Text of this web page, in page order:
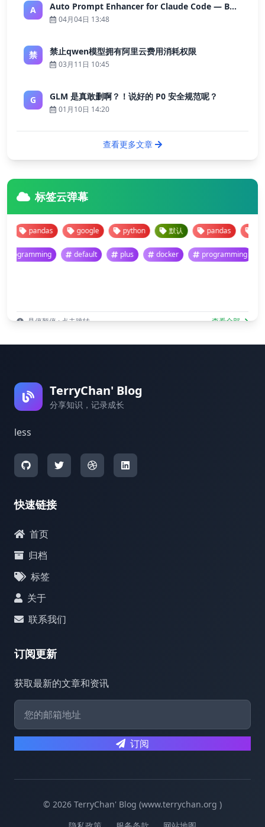
A Auto Prompt Enhancer for Claude Code — Building a Highly Reliable AI Programming Workflow
04月04日 13:48
禁 禁止qwen模型拥有阿里云费用消耗权限
03月11日 10:45
G GLM 是真敢删啊？！说好的 P0 安全规范呢？
01月10日 14:20
查看更多文章
标签云弹幕
pandas google python 默认 pandas google
programming default plus docker programming
悬停暂停 · 点击跳转 查看全部
TerryChan' Blog
分享知识，记录成长
less
快速链接
首页
归档
标签
关于
联系我们
订阅更新
获取最新的文章和资讯
订阅
© 2026 TerryChan' Blog (www.terrychan.org )